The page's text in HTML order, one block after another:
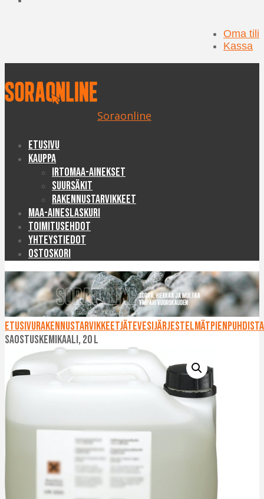
Oma tili
Kassa
Soraonline
Etusivu
Kauppa
Irtomaa-ainekset
Suursäkit
Rakennustarvikkeet
Maa-aineslaskuri
Toimitusehdot
Yhteystiedot
Ostoskori
EtusivuRakennustarvikkeetJätevesijärjestelmät
saostuskemikaali, 20 l